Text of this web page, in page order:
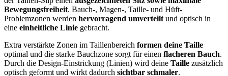
Bewegungsfreiheit. Bauch-, Magen-, Taille- und Hüft-
Problemzonen werden hervorragend umverteilt und optisch in
eine einheitliche Linie gebracht.
Extra verstärkte Zonen im Taillenbereich formen deine Taille
optimal und die starke Bauchzone sorgt für einen flacheren Bauch.
Durch die Design-Einstrickung (Linien) wird deine Taille zusätzlich
optisch geformt und wirkt dadurch sichtbar schmaler.